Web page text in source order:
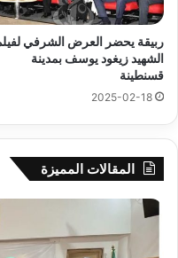
ربيقة يحضر العرض الشرفي
الشهيد زيغود يوسف بمدينة
قسنطينة
2025-02-18
المقالات المميزة
جيجل: